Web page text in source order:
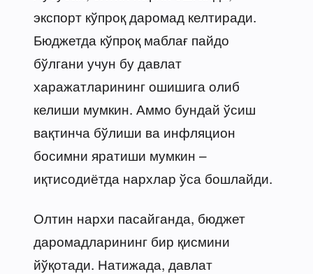
экспорт кўпроқ даромад келтиради.
Бюджетда кўпроқ маблағ пайдо
бўлгани учун бу давлат
харажатларининг ошишига олиб
келиши мумкин. Аммо бундай ўсиш
вақтинча бўлиши ва инфляцион
босимни яратиши мумкин –
иқтисодиётда нархлар ўса бошлайди.
Олтин нархи пасайганда, бюджет
даромадларининг бир қисмини
йўқотади. Натижада, давлат